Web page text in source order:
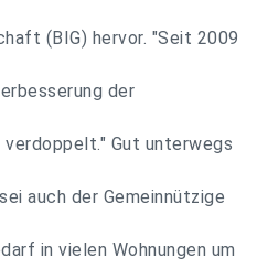
(BIG) hervor. "Seit 2009
der
verdoppelt." Gut unterwegs
auch der Gemeinnützige
in vielen Wohnungen um